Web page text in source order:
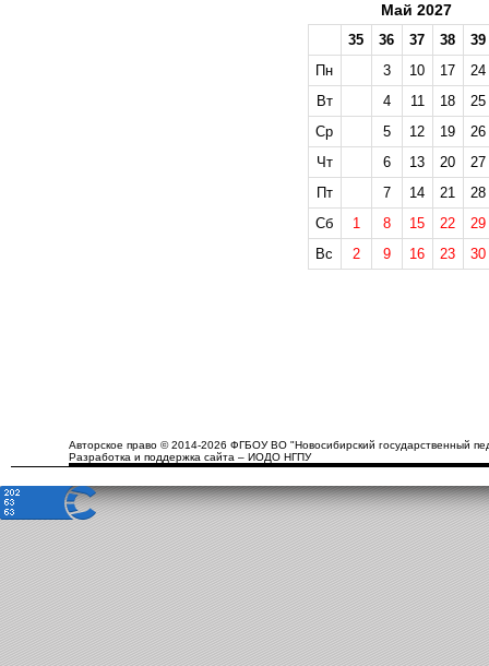
Май 2027
35 36 37 38
39
Пн
3 10 17
24
Вт
4 11 18
25
Ср
5 12 19
26
Чт
6 13 20
27
Пт
7 14 21
28
Сб
1 8 15 22
29
Вс
2 9 16 23 30
Авторское право © 2014-2026 ФГБОУ ВО "Новосибирский государственный
Разработка и поддержка сайта – ИОДО НГПУ